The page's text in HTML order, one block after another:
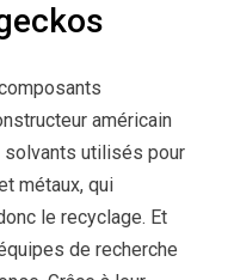
américain
solvants utilisés pour
métaux, qui
le recyclage. Et
de recherche